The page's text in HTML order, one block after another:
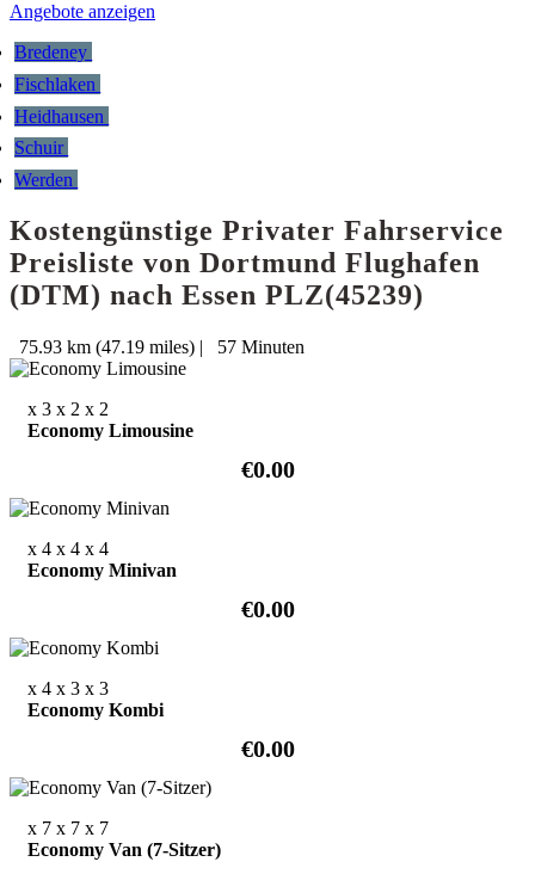
Angebote anzeigen
Bredeney
Fischlaken
Heidhausen
Schuir
Werden
Kostengünstige Privater Fahrservice
Preisliste von Dortmund Flughafen
(DTM) nach Essen PLZ(45239)
75.93 km (47.19 miles) | 57 Minuten
x 3 x 2 x 2
Economy Limousine
€0.00
x 4 x 4 x 4
Economy Minivan
€0.00
x 4 x 3 x 3
Economy Kombi
€0.00
x 7 x 7 x 7
Economy Van (7-Sitzer)